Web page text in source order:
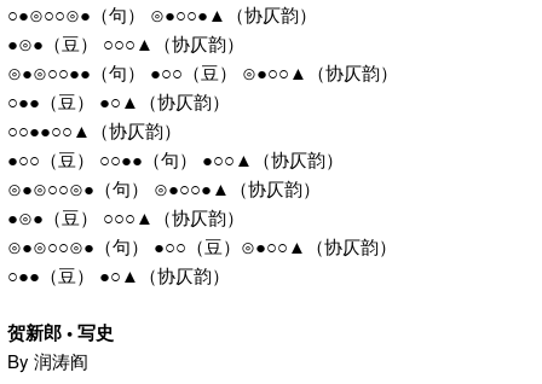
○●⊙○○⊙●（句） ⊙●○○●▲（协仄韵）
●⊙●（豆） ○○○▲（协仄韵）
⊙●⊙○○●●（句） ●○○（豆） ⊙●○○▲（协仄韵）
○●●（豆） ●○▲（协仄韵）
○○●●○○▲（协仄韵）
●○○（豆） ○○●●（句） ●○○▲（协仄韵）
⊙●⊙○○⊙●（句） ⊙●○○●▲（协仄韵）
●⊙●（豆） ○○○▲（协仄韵）
⊙●⊙○○⊙●（句） ●○○（豆）⊙●○○▲（协仄韵）
○●●（豆） ●○▲（协仄韵）
贺新郎 • 写史
By 润涛阎